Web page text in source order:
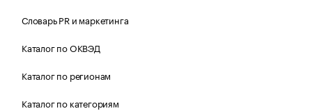
Словарь PR и маркетинга
Каталог по ОКВЭД
Каталог по регионам
Каталог по категориям